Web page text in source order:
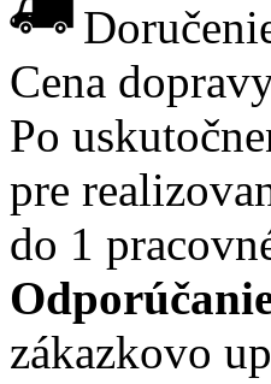
Cena
Po
pre
do 1
zákazkovo